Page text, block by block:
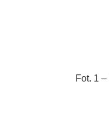
Fot. 1 –